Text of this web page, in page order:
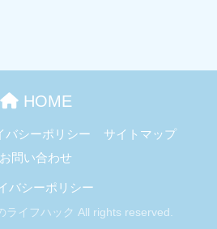
HOME
バシーポリシー
サイトマップ
お問い合わせ
バシーポリシー
イフハック All rights reserved.